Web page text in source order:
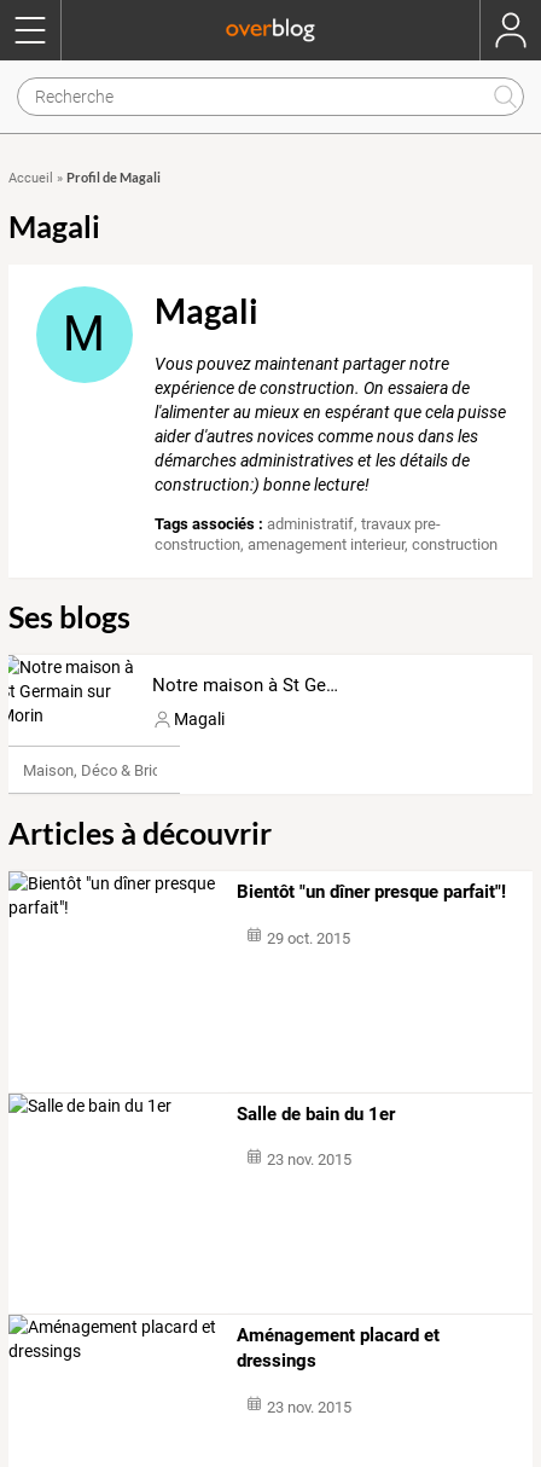
Accueil » Profil de Magali
Magali
M Magali
Vous pouvez maintenant partager notre
expérience de construction. On essaiera de
l'alimenter au mieux en espérant que cela puisse
aider d'autres novices comme nous dans les
démarches administratives et les détails de
construction:) bonne lecture!
Tags associés : administratif,travaux pre-
construction,amenagement interieur,construction
Ses blogs
Notre maison à St Germain sur Morin
Magali
Maison, Déco & Bricolage
Articles à découvrir
Bientôt "un dîner presque parfait"!
29 oct. 2015
Salle de bain du 1er
23 nov. 2015
Aménagement placard et
dressings
23 nov. 2015